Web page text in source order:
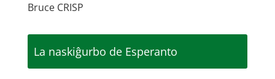
Bruce CRISP
La naskiĝurbo de Esperanto